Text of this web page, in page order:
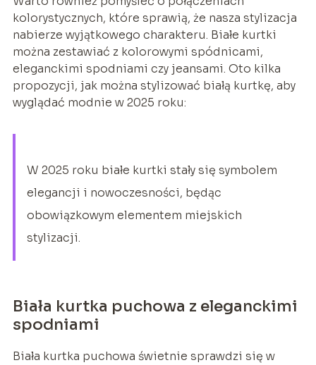
kolorystycznych, które sprawią, że nasza stylizacja
nabierze wyjątkowego charakteru. Białe kurtki
można zestawiać z kolorowymi spódnicami,
eleganckimi spodniami czy jeansami. Oto kilka
propozycji, jak można stylizować białą kurtkę, aby
wyglądać modnie w 2025 roku:
W 2025 roku białe kurtki stały się symbolem
elegancji i nowoczesności, będąc
obowiązkowym elementem miejskich
stylizacji.
Biała kurtka puchowa z eleganckimi
spodniami
Biała kurtka puchowa świetnie sprawdzi się w